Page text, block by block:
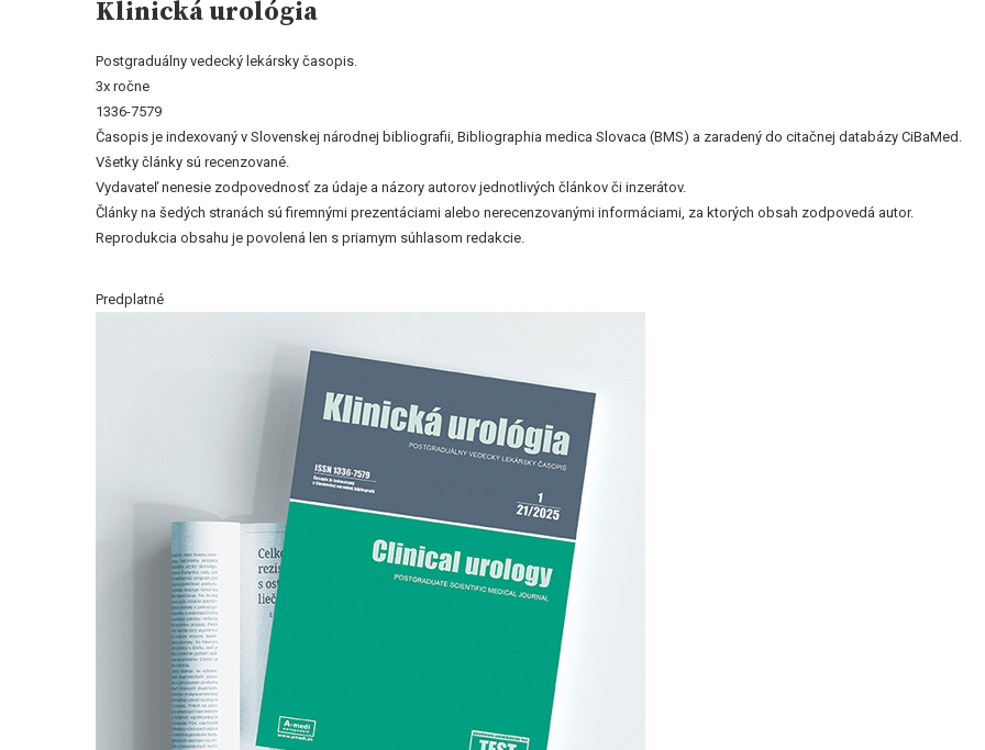
Klinická urológia
Postgraduálny vedecký lekársky časopis.
3x ročne
1336-7579
Časopis je indexovaný v Slovenskej národnej bibliografii, Bibliographia medica Slovaca (BMS) a zaradený do citačnej databázy CiBaMed.
Všetky články sú recenzované.
Vydavateľ nenesie zodpovednosť za údaje a názory autorov jednotlivých článkov či inzerátov.
Články na šedých stranách sú firemnými prezentáciami alebo nerecenzovanými informáciami, za ktorých obsah zodpovedá autor.
Reprodukcia obsahu je povolená len s priamym súhlasom redakcie.
Predplatné